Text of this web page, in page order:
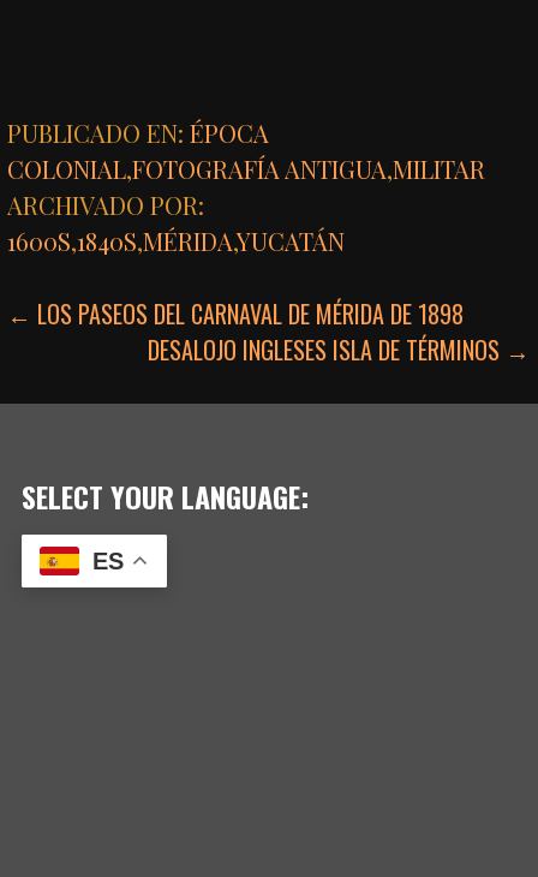
PUBLICADO EN:ÉPOCA
COLONIAL,FOTOGRAFÍA ANTIGUA,MILITAR
ARCHIVADO POR:
1600S,1840S,MÉRIDA,YUCATÁN
NAVEGACIÓN
← LOS PASEOS DEL CARNAVAL DE MÉRIDA DE 1898
DESALOJO INGLESES ISLA DE TÉRMINOS →
SELECT YOUR LANGUAGE:
ES